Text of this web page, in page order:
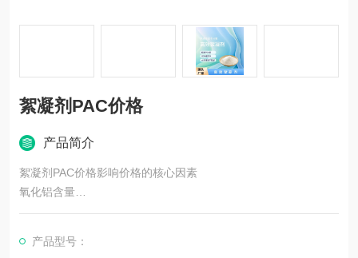
絮凝剂PAC价格
产品简介
絮凝剂PAC价格影响价格的核心因素
氧化铝含量
产品型号：